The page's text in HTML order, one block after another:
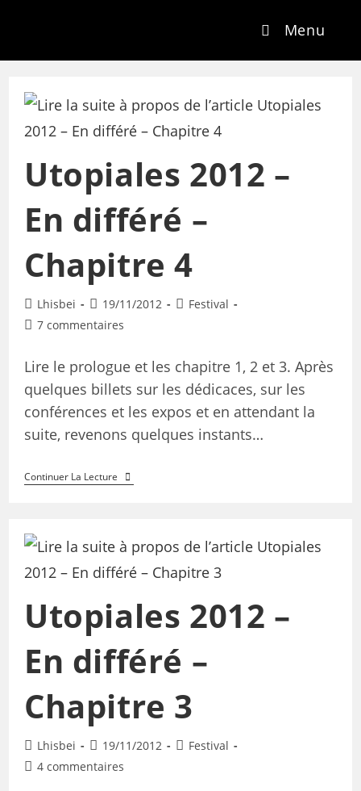
Menu
Utopiales 2012 –
En différé –
Chapitre 4
Lhisbei 19/11/2012
Festival
7 commentaires
Lire le prologue et les chapitre 1, 2 et 3. Après
quelques billets sur les dédicaces, sur les
conférences et les expos et en attendant la
suite, revenons quelques instants…
Continuer La Lecture
Utopiales 2012 –
En différé –
Chapitre 3
Lhisbei 19/11/2012
Festival
4 commentaires